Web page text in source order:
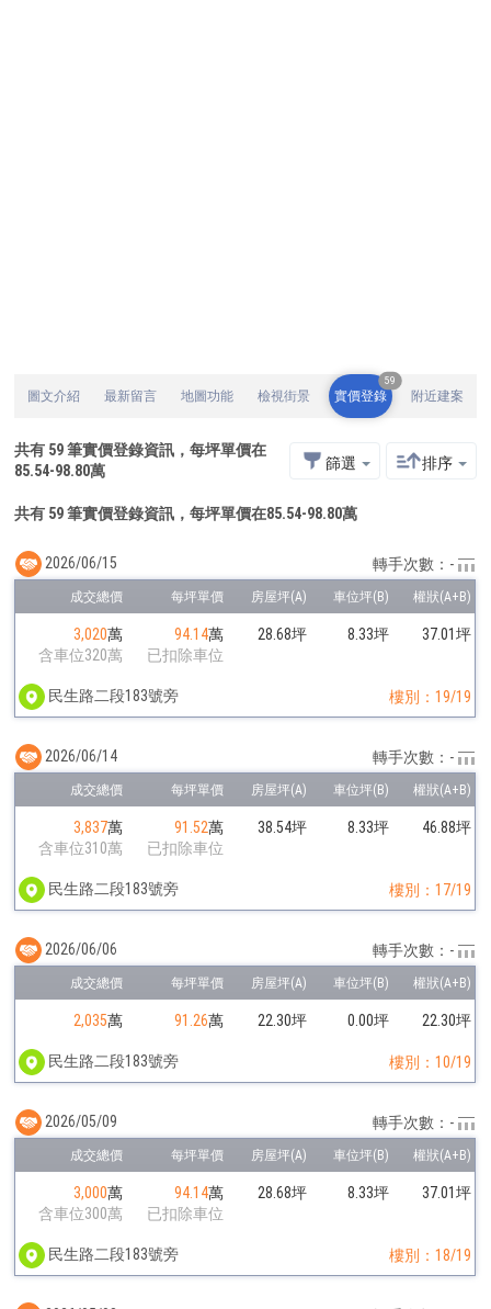
圖文介紹 最新留言 地圖功能 檢視街景 實價登錄
59
附近建案
共有 59筆實價登錄資訊，每坪單價在
85.54-98.80萬 篩選 排序
共有 59 筆實價登錄資訊，每坪單價在85.54-98.80萬
3,020萬
含車位320萬
94.14萬
已扣除車位
28.68坪 8.33坪 37.01坪
民生路二段183號旁 樓別：19/19
2026/06/15 轉手次數：-
3,837萬
含車位310萬
91.52萬
已扣除車位
38.54坪 8.33坪 46.88坪
民生路二段183號旁 樓別：17/19
2026/06/14 轉手次數：-
2,035萬 91.26萬 22.30坪 0.00坪 22.30坪
民生路二段183號旁 樓別：10/19
2026/06/06 轉手次數：-
3,000萬
含車位300萬
94.14萬
已扣除車位
28.68坪 8.33坪 37.01坪
民生路二段183號旁 樓別：18/19
2026/05/09 轉手次數：-